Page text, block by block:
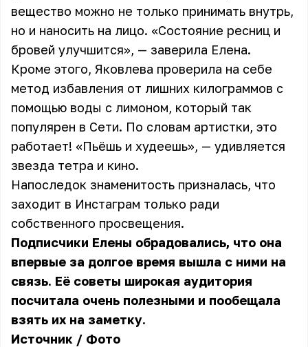
вещество можно не только принимать внутрь,
но и наносить на лицо. «Состояние ресниц и
бровей улучшится», — заверила Елена.
Кроме этого, Яковлева проверила на себе
метод избавления от лишних килограммов с
помощью воды с лимоном, который так
популярен в Сети. По словам артистки, это
работает! «Пьёшь и худеешь», — удивляется
звезда тетра и кино.
Напоследок знаменитость призналась, что
заходит в Инстаграм только ради
собственного просвещения.
Подписчики Елены обрадовались, что она
впервые за долгое время вышла с ними на
связь. Её советы широкая аудитория
посчитала очень полезными и пообещала
взять их на заметку.
Источник / Фото